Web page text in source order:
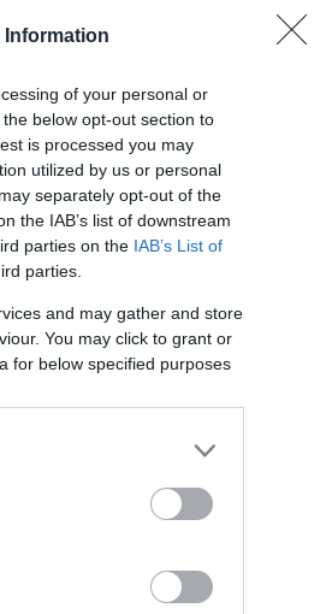
Information
of your personal or
below opt-out section to
is processed you may
utilized by us or personal
separately opt-out of the
the IAB’s list of downstream
parties on the IAB’s List of
parties.
and may gather and store
You may click to grant or
for below specified purposes